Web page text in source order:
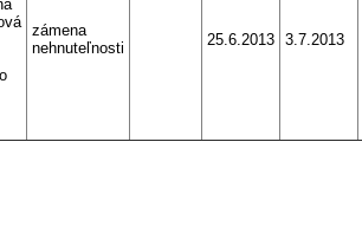
zámena
nehnuteľnosti
25.6.2013 3.7.2013